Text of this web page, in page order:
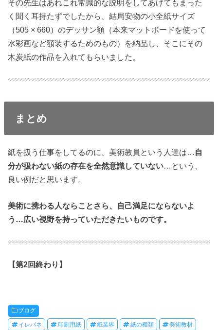
その先生はあれこれ常識的な説明をしてあげてもまった
く聞く耳持たずでしたから、結局安物の小全紙サイズ
（505 × 660）のデッサン額（本来マットボードを使って
水彩画など額装するためのもの）を納品し、そこにその
木炭紙の作品を入れてもらいました。
まとめ
紙を扱う仕事をしてるのに、美術教員という人達は… 自
分が扱わない紙の存在を全然意識していない…という、
良い例だと思います。
美術に携わる人ならことさら、自己満足にならないよ
う…広い視野を持っていただきたいものです。
【第2回終わり】
ブログ
イレパネ 印刷用紙 紙業界 紙の種類 美術教材